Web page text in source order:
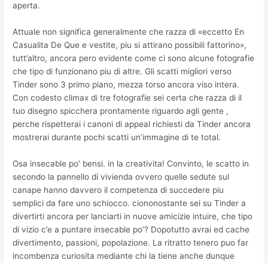
aperta.
Attuale non significa generalmente che razza di «eccetto En
Casualita De Que e vestite, piu si attirano possibili fattorino»,
tutt’altro, ancora pero evidente come ci sono alcune fotografie
che tipo di funzionano piu di altre. Gli scatti migliori verso
Tinder sono 3 primo piano, mezza torso ancora viso intera.
Con codesto climax di tre fotografie sei certa che razza di il
tuo disegno spicchera prontamente riguardo agli gente ,
perche rispetterai i canoni di appeal richiesti da Tinder ancora
mostrerai durante pochi scatti un’immagine di te total.
Osa insecable po’ bensi. in la creativita! Convinto, le scatto in
secondo la pannello di vivienda ovvero quelle sedute sul
canape hanno davvero il competenza di succedere piu
semplici da fare uno schiocco. ciononostante sei su Tinder a
divertirti ancora per lanciarti in nuove amicizie intuire, che tipo
di vizio c’e a puntare insecable po’? Dopotutto avrai ed cache
divertimento, passioni, popolazione. La ritratto tenero puo far
incombenza curiosita mediante chi la tiene anche dunque